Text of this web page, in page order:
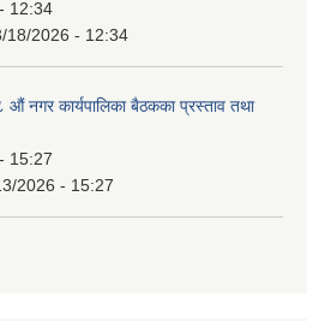
12:34
18/2026 - 12:34
नगर कार्यपालिका बैठकका प्रस्ताव तथा
15:27
2026 - 15:27